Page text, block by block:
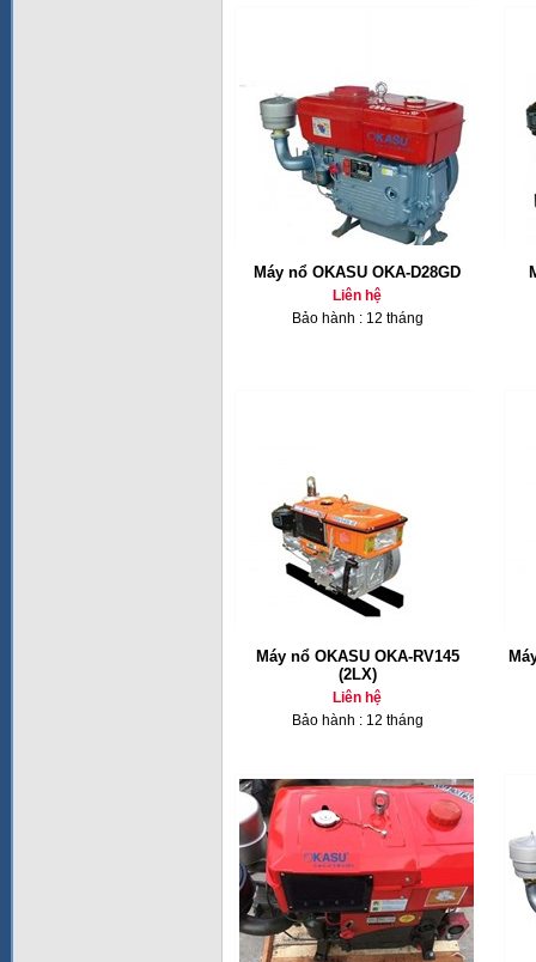
Máy nổ OKASU OKA-D28GD
Liên hệ
Bảo hành : 12 tháng
Máy nổ OKASU OKA-RV145
(2LX)
Liên hệ
Bảo hành : 12 tháng